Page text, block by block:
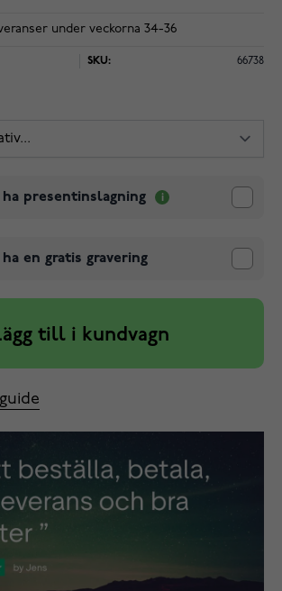
under veckorna 34-36
SKU: 66738
presentinslagning
en gratis gravering
till i kundvagn